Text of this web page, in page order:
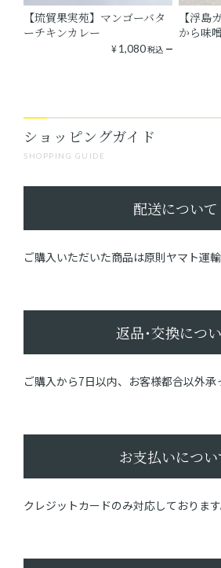
【琉貿果実苑】マンゴーバタ
ーチキンカレー
¥1,080税込
【浮島
から味
SHOPPING GUIDE
ショッピングガイド
配送について
ご購入いただいた商品は原則ヤマト運
返品･交換につ
ご購入から7日以内、お客様都合以外承
お支払いについ
クレジットカードのみ対応しております